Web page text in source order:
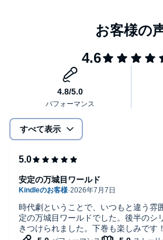
すべて表示
時代劇ということで、いつもと違う雰
定の万城目ワールドでした。後半のシ
きつけられました。下巻も楽しみです！
安定の万城目ワールド